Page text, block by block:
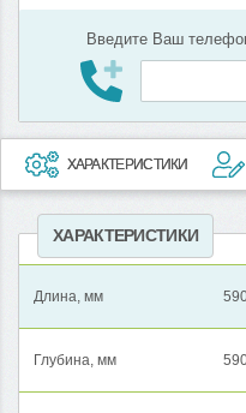
Введите Ваш
ХАРАКТЕРИСТИКИ
ХАРАКТЕРИСТИКИ
Длина, мм
Глубина, мм